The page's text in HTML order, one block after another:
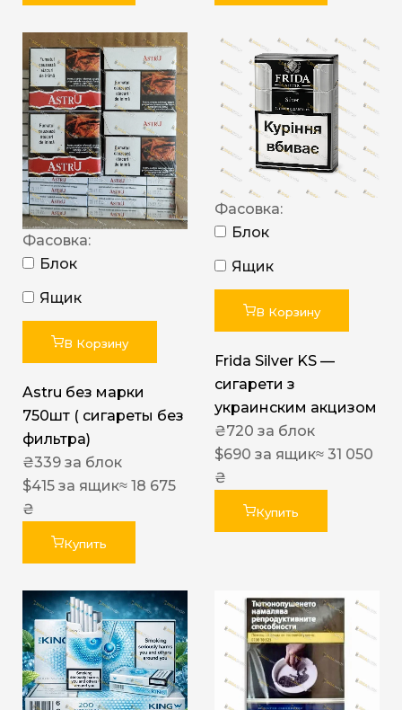
Фасовка:
Блок
Ящик
В Корзину
Astru без марки
750шт ( сигареты без
фильтра)
₴339 за блок
$415 за ящик≈ 18 675
₴
Купить
Фасовка:
Блок
Ящик
В Корзину
Frida Silver KS —
сигарети з
украинским акцизом
₴720 за блок
$690 за ящик≈ 31 050
₴
Купить